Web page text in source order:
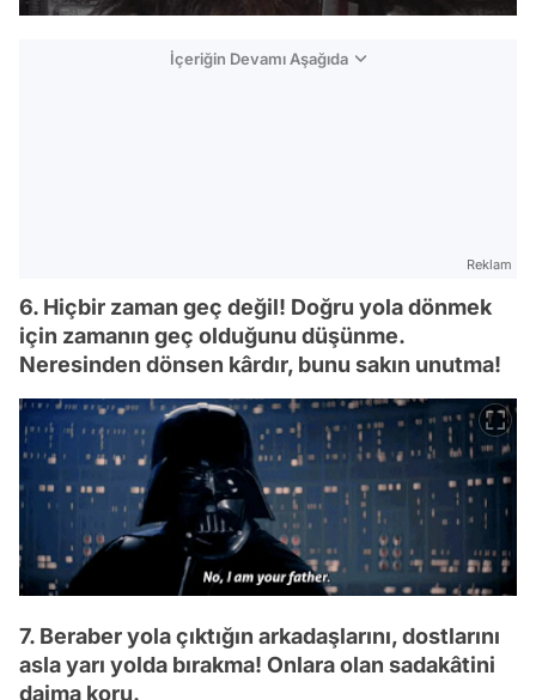
İçeriğin Devamı Aşağıda
Reklam
6. Hiçbir zaman geç değil! Doğru yola dönmek
için zamanın geç olduğunu düşünme.
Neresinden dönsen kârdır, bunu sakın unutma!
7. Beraber yola çıktığın arkadaşlarını, dostlarını
asla yarı yolda bırakma! Onlara olan sadakâtini
daima koru.